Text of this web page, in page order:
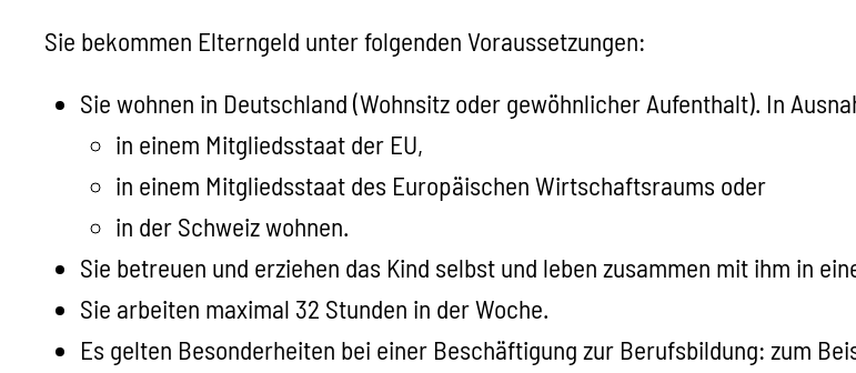
Sie bekommen Elterngeld unter folgenden Voraussetzungen:
Sie wohnen in Deutschland (Wohnsitz oder gewöhnlicher Aufenthalt). In
in einem Mitgliedsstaat der EU,
in einem Mitgliedsstaat des Europäischen Wirtschaftsraums oder
in der Schweiz wohnen.
Sie betreuen und erziehen das Kind selbst und leben zusammen mit ihm in
Sie arbeiten maximal 32 Stunden in der Woche.
Es gelten Besonderheiten bei einer Beschäftigung zur Berufsbildung: zum